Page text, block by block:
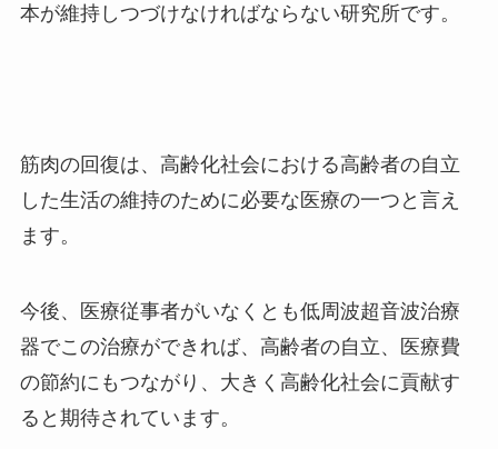
本が維持しつづけなければならない研究所です。
筋肉の回復は、高齢化社会における高齢者の自立
した生活の維持のために必要な医療の一つと言え
ます。
今後、医療従事者がいなくとも低周波超音波治療
器でこの治療ができれば、高齢者の自立、医療費
の節約にもつながり、大きく高齢化社会に貢献す
ると期待されています。